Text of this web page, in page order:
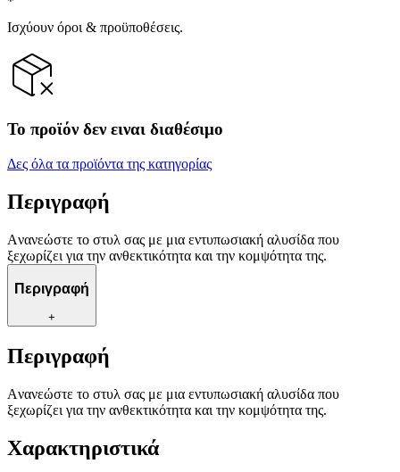
Ισχύουν όροι & προϋποθέσεις.
Το προϊόν δεν ειναι διαθέσιμο
Δες όλα τα προϊόντα της κατηγορίας
Περιγραφή
Aνανεώστε το στυλ σας με μια εντυπωσιακή αλυσίδα που
ξεχωρίζει για την ανθεκτικότητα και την κομψότητα της.
Περιγραφή
+
Περιγραφή
Aνανεώστε το στυλ σας με μια εντυπωσιακή αλυσίδα που
ξεχωρίζει για την ανθεκτικότητα και την κομψότητα της.
Χαρακτηριστικά